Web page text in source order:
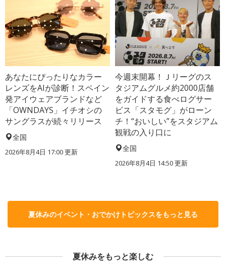
あなたにぴったりなカラー
レンズをAIが診断！スペイン
発アイウェアブランドなど
「OWNDAYS」イチオシの
サングラスが続々リリース
全国
2026年8月4日 17:00更新
今週末開幕！Ｊリーグのス
タジアムグルメ約2000店舗
をガイドする食べログサー
ビス「スタモグ」がローン
チ！“おいしい”をスタジアム
観戦の入り口に
全国
2026年8月4日 14:50更新
夏休みのイベント・おでかけトピックスをもっと見る
夏休みをもっと楽しむ